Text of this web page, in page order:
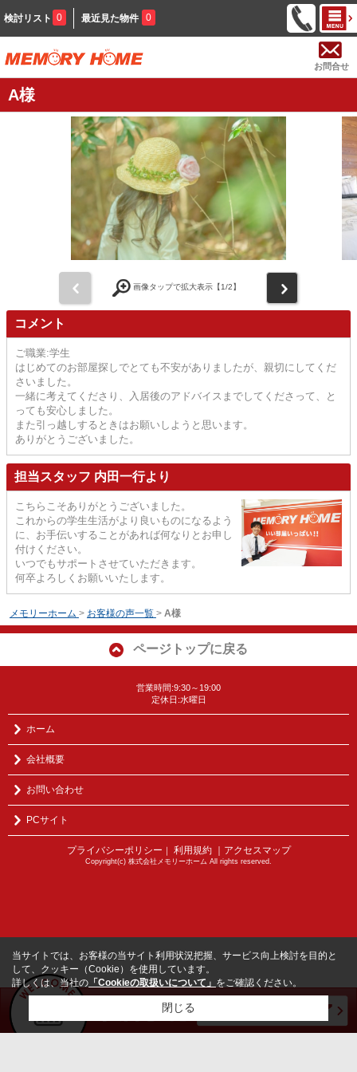
検討リスト 0 最近見た物件 0
お問合せ
A様
画像タップで拡大表示【1/2】
コメント
ご職業:学生
はじめてのお部屋探しでとても不安がありましたが、親切にしてくだ
さいました。
一緒に考えてくださり、入居後のアドバイスまでしてくださって、と
っても安心しました。
また引っ越しするときはお願いしようと思います。
ありがとうございました。
担当スタッフ 内田一行より
こちらこそありがとうございました。
これからの学生生活がより良いものになるよう
に、お手伝いすることがあれば何なりとお申し
付けください。
いつでもサポートさせていただきます。
何卒よろしくお願いいたします。
メモリーホーム > お客様の声一覧 > A様
ページトップに戻る
営業時間:9:30～19:00
定休日:水曜日
ホーム
会社概要
お問い合わせ
PCサイト
プライバシーポリシー ｜ 利用規約 ｜アクセスマップ
Copyright(c) 株式会社メモリーホーム All rights reserved.
当サイトでは、お客様の当サイト利用状況把握、サービス向上検討を目的と
して、クッキー（Cookie）を使用しています。
詳しくは、当社の 「Cookieの取扱いについて」 をご確認ください。
閉じる